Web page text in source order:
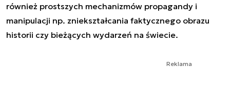
również prostszych mechanizmów propagandy i
manipulacji np. zniekształcania faktycznego obrazu
historii czy bieżących wydarzeń na świecie.
Reklama